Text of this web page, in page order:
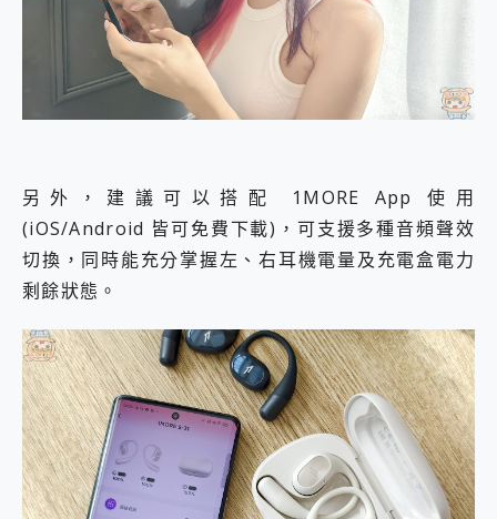
另外，建議可以搭配 1MORE App 使用
(iOS/Android 皆可免費下載)，可支援多種音頻聲效
切換，同時能充分掌握左、右耳機電量及充電盒電力
剩餘狀態。